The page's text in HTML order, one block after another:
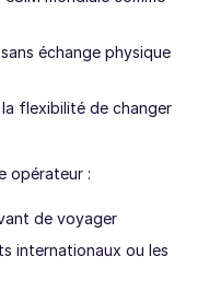
échange physique
flexibilité de changer
opérateur :
de voyager
internationaux ou les